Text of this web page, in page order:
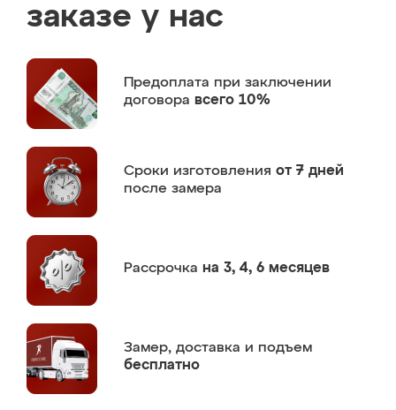
заказе у нас
Предоплата при заключении
договора всего 10%
Сроки изготовления от 7 дней
после замера
Рассрочка на 3, 4, 6 месяцев
Замер, доставка и подъем
бесплатно